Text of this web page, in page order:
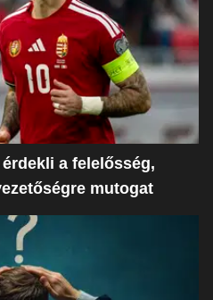
a felelősség,
mutogat